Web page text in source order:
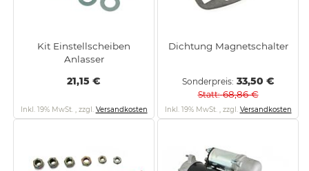
Kit Einstellscheiben
Anlasser
21,15 €
Inkl. 19% MwSt. , zzgl. Versandkosten
Dichtung Magnetschalter
Sonderpreis 33,50 €
Statt 68,86 €
Inkl. 19% MwSt. , zzgl. Versandkosten